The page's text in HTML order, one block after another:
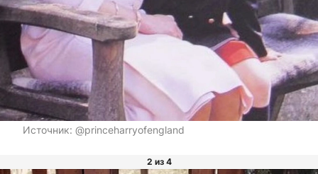
Источник: @princeharryofengland
2 из 4